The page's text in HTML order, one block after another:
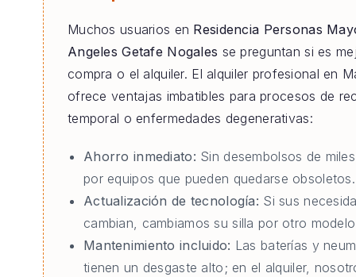
Muchos usuarios en Residencia Personas
Angeles Getafe Nogales se preguntan si es
compra o el alquiler. El alquiler profesional en
ofrece ventajas imbatibles para procesos de
temporal o enfermedades degenerativas:
Ahorro inmediato: Sin desembolsos de
por equipos que pueden quedarse obsoletos.
Actualización de tecnología: Si sus
cambian, cambiamos su silla por otro
Mantenimiento incluido: Las baterías y
tienen un desgaste alto; en el alquiler,